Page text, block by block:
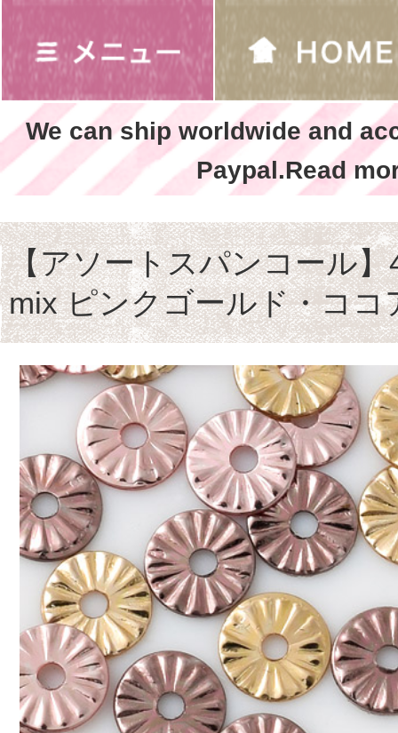
We can ship worldwide and
Paypal.Read
【アソートスパンコール
mix ピンクゴールド・ココ